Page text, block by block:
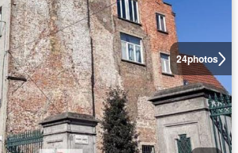
24photos